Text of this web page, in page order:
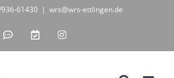
61430 | wrs@wrs-ettlingen.de
IServ
unsere
WebUntis
digitales
Instagram